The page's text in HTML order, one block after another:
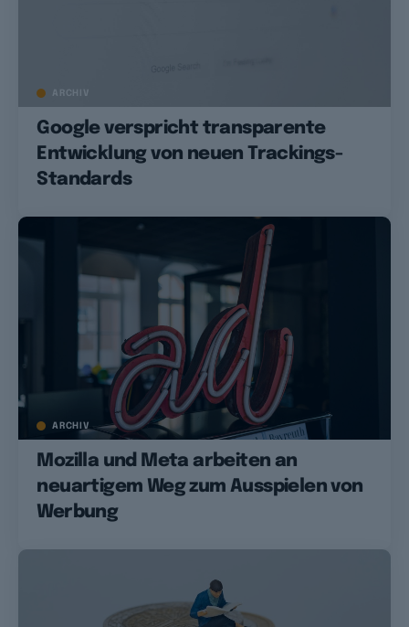
ARCHIV
Google verspricht transparente
Entwicklung von neuen Trackings-
Standards
ARCHIV
Mozilla und Meta arbeiten an
neuartigem Weg zum Ausspielen von
Werbung